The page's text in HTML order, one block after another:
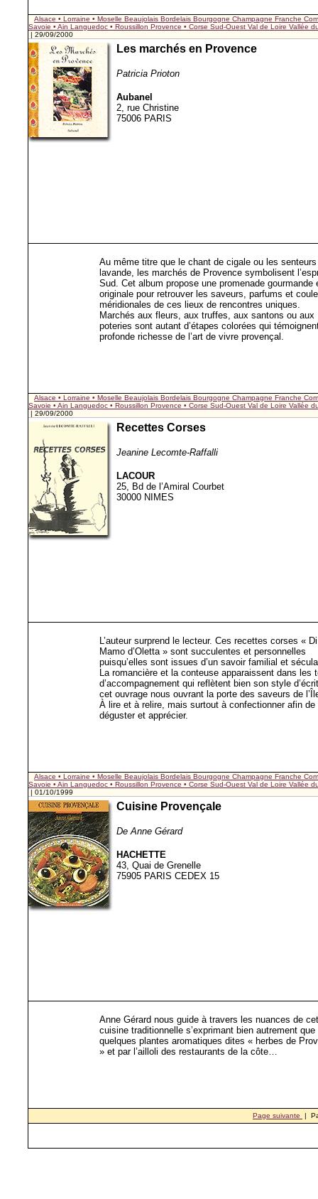
Alsace • Lorraine • Moselle Beaujolais Bordelais Bourgogne Champagne Franche
Savoie • Ain Languedoc • Roussillon Provence • Corse Sud-Ouest Val de Loire Vallée
| 29/09/2000
Les marchés en Provence
Patricia Prioton
Aubanel
2, rue Christine
75006 PARIS
Au même titre que le chant de cigale ou les
lavande, les marchés de Provence symbolisent
Sud. Cet album propose une promenade gourmande
originale pour retrouver les saveurs, parfums et
méridionales de ces lieux de rencontres uniques.
Marchés aux fleurs, aux truffes, aux santons ou aux
poteries sont autant d’étapes colorées qui
profonde richesse de l’art de vivre provençal.
Alsace • Lorraine • Moselle Beaujolais Bordelais Bourgogne Champagne Franche
Savoie • Ain Languedoc • Roussillon Provence • Corse Sud-Ouest Val de Loire Vallée
| 29/09/2000
Recettes Corses
Jeanine Lecomte-Raffalli
LACOUR
25, Bd de l’Amiral Courbet
30000 NIMES
L’auteur surprend le lecteur. Ces recettes corses «
Mamo d’Oletta » sont succulentes et personnelles
puisqu’elles sont issues d’un savoir familial et
La romancière et la conteuse apparaissent dans les
d’accompagnement qui reflètent bien son style
cet ouvrage nous ouvrant la porte des saveurs de
À lire et à relire, mais surtout à confectionner afin de
déguster et apprécier.
Alsace • Lorraine • Moselle Beaujolais Bordelais Bourgogne Champagne Franche
Savoie • Ain Languedoc • Roussillon Provence • Corse Sud-Ouest Val de Loire Vallée
| 01/10/1999
Cuisine Provençale
De Anne Gérard
HACHETTE
43, Quai de Grenelle
75905 PARIS CEDEX 15
Anne Gérard nous guide à travers les nuances de
cuisine traditionnelle s’exprimant bien autrement que
quelques plantes aromatiques dites « herbes de
» et par l’ailloli des restaurants de la côte…
Page suivante |